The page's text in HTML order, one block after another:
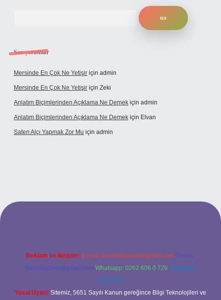
Son yorumlar
Mersinde En Çok Ne Yetişir için admin
Mersinde En Çok Ne Yetişir için Zeki
Anlatım Biçimlerinden Açıklama Ne Demek için admin
Anlatım Biçimlerinden Açıklama Ne Demek için Elvan
Saten Alçı Yapmak Zor Mu için admin
www.hiltonbetx.org/
Reklam ve İletişim: E-mail: backlinkpaneli@gmail.com Teams:
forumhizmeti@gmail.com Whatsapp: 0262 606 0 726 Telegram:
@karabul
Yasal Uyarı: Sitemiz, 5651 Sayılı Kanun gereğince Bilgi Teknolojileri ve